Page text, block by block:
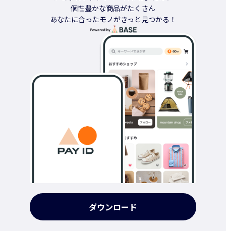
個性豊かな商品がたくさん
あなたに合ったモノがきっと見つかる！
ダウンロード